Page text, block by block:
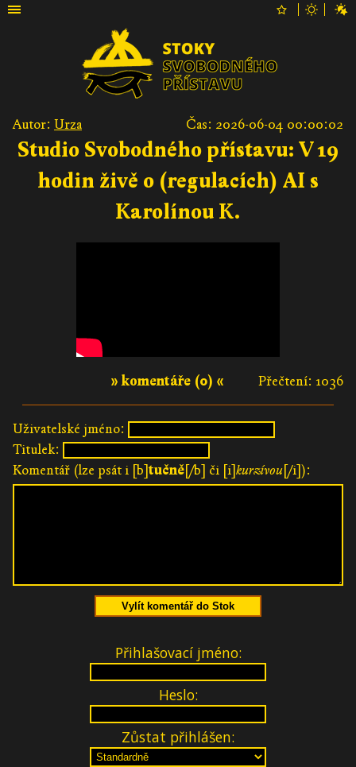
Autor: Urza Čas: 2026-06-04 00:00:02
Studio Svobodného přístavu: V 19
hodin živě o (regulacích) AI s
Karolínou K.
Přečtení: 1036
» komentáře (0) «
Uživatelské jméno:
Titulek:
Komentář (lze psát i [b]tučně[/b] či [i]kurzívou[/i]):
Vylít komentář do Stok
Přihlašovací jméno:
Heslo:
Zůstat přihlášen: